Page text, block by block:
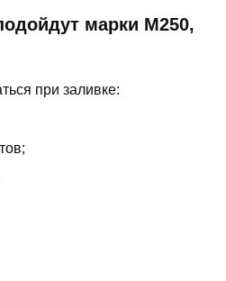
марки М250,
при заливке: